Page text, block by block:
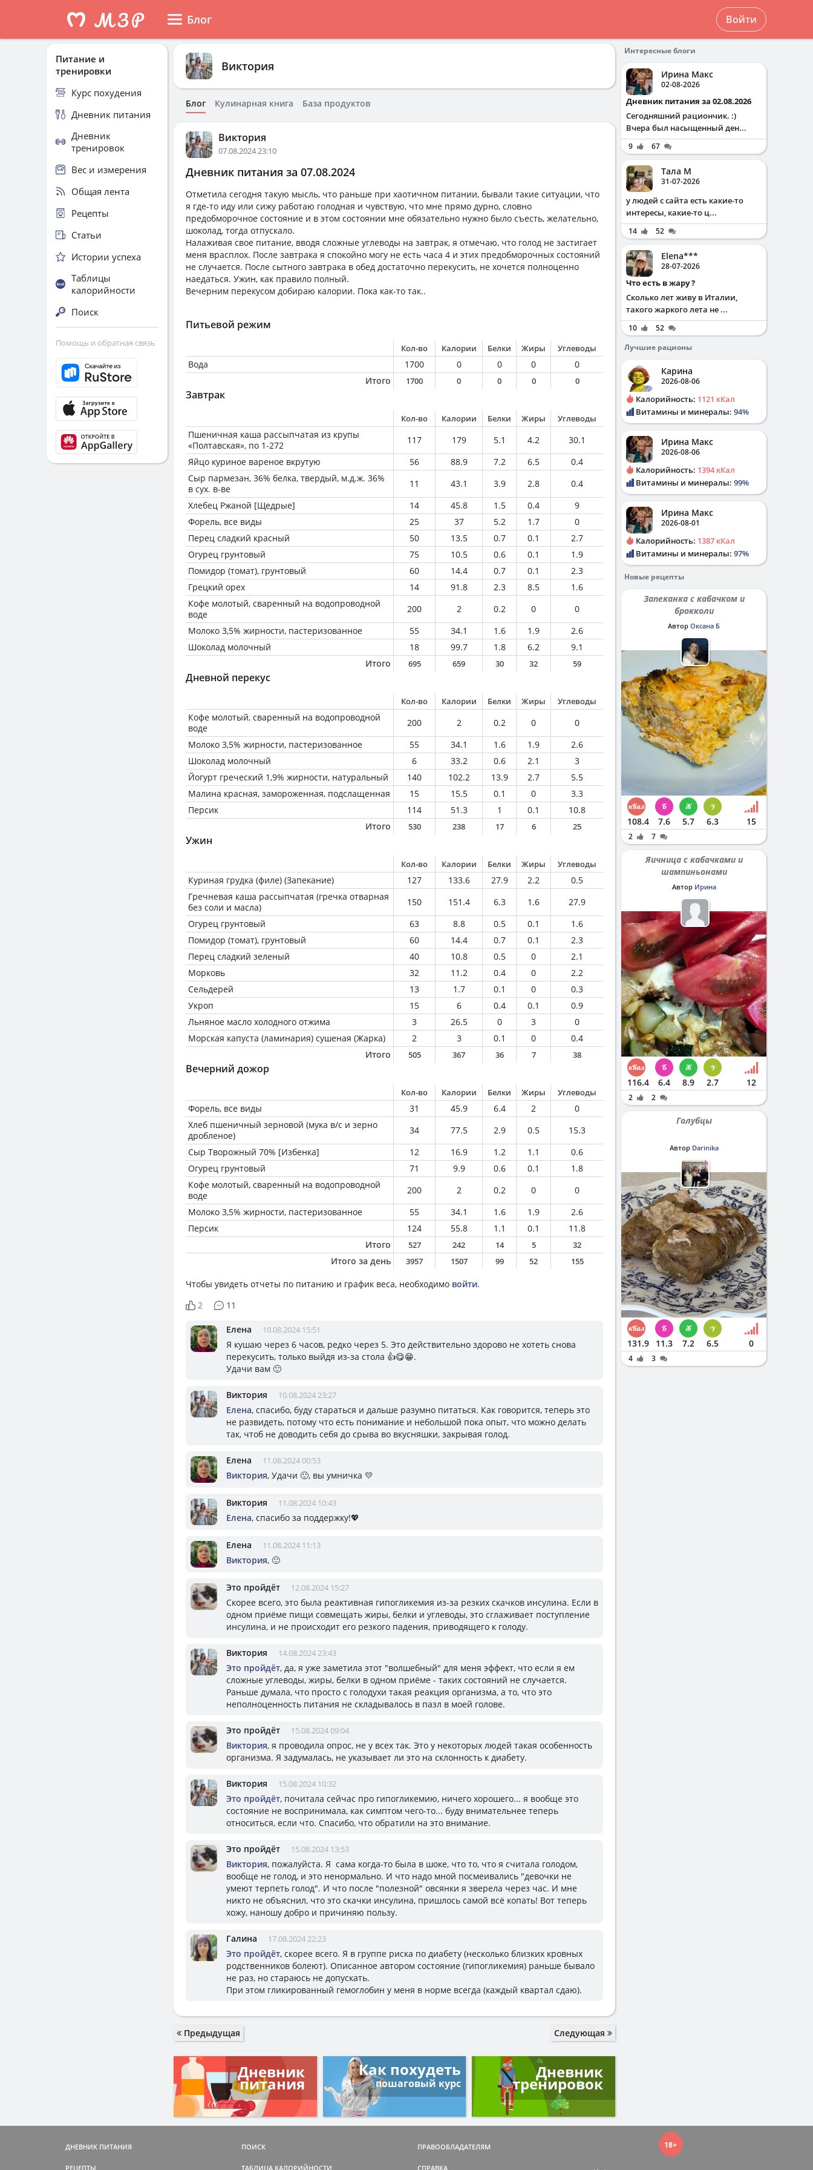
Блог Войти
Виктория
Блог Кулинарная книга База продуктов
Виктория
07.08.2024 23:10
Дневник питания за 07.08.2024
Отметила сегодня такую мысль, что раньше при хаотичном питании, бывали такие ситуации, что
я где-то иду или сижу работаю голодная и чувствую, что мне прямо дурно, словно
предобморочное состояние и в этом состоянии мне обязательно нужно было съесть, желательно,
шоколад, тогда отпускало.
Налаживая свое питание, вводя сложные углеводы на завтрак, я отмечаю, что голод не застигает
меня врасплох. После завтрака я спокойно могу не есть часа 4 и этих предобморочных состояний
не случается. После сытного завтрака в обед достаточно перекусить, не хочется полноценно
наедаться. Ужин, как правило полный.
Вечерним перекусом добираю калории. Пока как-то так..
Питьевой режим
Кол-во Калории Белки Жиры Углеводы
Вода 1700 0 0 0
0
Итого
1700 0 0 0 0
Завтрак
Кол-во Калории Белки Жиры Углеводы
Пшеничная каша рассыпчатая из крупы
«Полтавская», по 1-272
117 179 5.1 4.2
30.1
Яйцо куриное вареное вкрутую
56 88.9 7.2 6.5
0.4
Сыр пармезан, 36% белка, твердый, м.д.ж. 36%
в сух. в-ве
11 43.1 3.9 2.8
0.4
Хлебец Ржаной [Щедрые]
14 45.8 1.5 0.4
9
Форель, все виды
25 37 5.2 1.7
0
Перец сладкий красный
50 13.5 0.7 0.1
2.7
Огурец грунтовый
75 10.5 0.6 0.1
1.9
Помидор (томат), грунтовый
60 14.4 0.7 0.1
2.3
Грецкий орех
14 91.8 2.3 8.5
1.6
Кофе молотый, сваренный на водопроводной
воде
200 2 0.2 0
0
Молоко 3,5% жирности, пастеризованное
55 34.1 1.6 1.9
2.6
Шоколад молочный
18 99.7 1.8 6.2
9.1
Итого
695 659 30 32 59
Дневной перекус
Кол-во Калории Белки Жиры Углеводы
Кофе молотый, сваренный на водопроводной
воде
200 2 0.2 0
0
Молоко 3,5% жирности, пастеризованное
55 34.1 1.6 1.9
2.6
Шоколад молочный
6 33.2 0.6 2.1
3
Йогурт греческий 1,9% жирности, натуральный
140 102.2 13.9 2.7
5.5
Малина красная, замороженная, подслащенная
15 15.5 0.1 0
3.3
Персик
114 51.3 1 0.1
10.8
Итого
530 238 17 6 25
Ужин
Кол-во Калории Белки Жиры Углеводы
Куриная грудка (филе) (Запекание) 127 133.6 27.9 2.2
0.5
Гречневая каша рассыпчатая (гречка отварная
без соли и масла)
150 151.4 6.3 1.6
27.9
Огурец грунтовый
63 8.8 0.5 0.1
1.6
Помидор (томат), грунтовый
60 14.4 0.7 0.1
2.3
Перец сладкий зеленый
40 10.8 0.5 0
2.1
Морковь
32 11.2 0.4 0
2.2
Сельдерей
13 1.7 0.1 0
0.3
Укроп
15 6 0.4 0.1
0.9
Льняное масло холодного отжима
3 26.5 0 3
0
Морская капуста (ламинария) сушеная (Жарка)
2 3 0.1 0
0.4
Итого
505 367 36 7 38
Вечерний дожор
Кол-во Калории Белки Жиры Углеводы
Форель, все виды 31 45.9 6.4 2
0
Хлеб пшеничный зерновой (мука в/с и зерно
дробленое)
34 77.5 2.9 0.5
15.3
Сыр Творожный 70% [Избенка]
12 16.9 1.2 1.1
0.6
Огурец грунтовый
71 9.9 0.6 0.1
1.8
Кофе молотый, сваренный на водопроводной
воде
200 2 0.2 0
0
Молоко 3,5% жирности, пастеризованное
55 34.1 1.6 1.9
2.6
Персик
124 55.8 1.1 0.1
11.8
Итого
527 242 14 5 32
Итого за день 3957 1507 99 52 155
Чтобы увидеть отчеты по питанию и график веса, необходимо войти.
2
11
Елена 10.08.2024 15:51
Я кушаю через 6 часов, редко через 5. Это действительно здорово не хотеть снова
перекусить, только выйдя из-за стола 👍😋😁.
Удачи вам 🙂
Виктория 10.08.2024 23:27
Елена, спасибо, буду стараться и дальше разумно питаться. Как говорится, теперь это
не развидеть, потому что есть понимание и небольшой пока опыт, что можно делать
так, чтоб не доводить себя до срыва во вкусняшки, закрывая голод.
Елена 11.08.2024 00:53
Виктория, Удачи 🙂, вы умничка 💛
Виктория 11.08.2024 10:43
Елена, спасибо за поддержку!💖
Елена 11.08.2024 11:13
Виктория, 🙂
Это пройдёт 12.08.2024 15:27
Скорее всего, это была реактивная гипогликемия из-за резких скачков инсулина. Если в
одном приёме пищи совмещать жиры, белки и углеводы, это сглаживает поступление
инсулина, и не происходит его резкого падения, приводящего к голоду.
Виктория 14.08.2024 23:43
Это пройдёт, да, я уже заметила этот "волшебный" для меня эффект, что если я ем
сложные углеводы, жиры, белки в одном приёме - таких состояний не случается.
Раньше думала, что просто с голодухи такая реакция организма, а то, что это
неполноценность питания не складывалось в пазл в моей голове.
Это пройдёт 15.08.2024 09:04
Виктория, я проводила опрос, не у всех так. Это у некоторых людей такая особенность
организма. Я задумалась, не указывает ли это на склонность к диабету.
Виктория 15.08.2024 10:32
Это пройдёт, почитала сейчас про гипогликемию, ничего хорошего... я вообще это
состояние не воспринимала, как симптом чего-то... буду внимательнее теперь
относиться, если что. Спасибо, что обратили на это внимание.
Это пройдёт 15.08.2024 13:53
Виктория, пожалуйста. Я сама когда-то была в шоке, что то, что я считала голодом,
вообще не голод, и это ненормально. И что надо мной посмеивались "девочки не
умеют терпеть голод". И что после "полезной" овсянки я зверела через час. И мне
никто не объяснил, что это скачки инсулина, пришлось самой всё копать! Вот теперь
хожу, наношу добро и причиняю пользу.
Галина 17.08.2024 22:23
Это пройдёт, скорее всего. Я в группе риска по диабету (несколько близких кровных
родственников болеют). Описанное автором состояние (гипогликемия) раньше бывало
не раз, но стараюсь не допускать.
При этом гликированный гемоглобин у меня в норме всегда (каждый квартал сдаю).
Предыдущая Следующая
Дневник
питания
Как похудеть
пошаговый курс
Дневник
тренировок
Питание и
тренировки
Курс похудения
Дневник питания
Дневник
тренировок
Вес и измерения
Общая лента
Рецепты
Статьи
Истории успеха
Таблицы
калорийности
Поиск
Помощь и обратная связь
Интересные блоги
Ирина Макс
02-08-2026
Дневник питания за 02.08.2026
Сегодняшний рациончик. :)
Вчера был насыщенный ден...
9 67
Тала М
31-07-2026
у людей с сайта есть какие-то
интересы, какие-то ц...
14 52
Elena***
28-07-2026
Что есть в жару ?
Сколько лет живу в Италии,
такого жаркого лета не ...
10
52
Лучшие рационы
Карина
2026-08-06
Калорийность: 1121 кКал
Витамины и минералы: 94%
Ирина Макс
2026-08-06
Калорийность: 1394 кКал
Витамины и минералы: 99%
Ирина Макс
2026-08-01
Калорийность: 1387 кКал
Витамины и минералы: 97%
Новые рецепты
Запеканка с кабачком и
брокколи
Автор Оксана Б
108.4 7.6 5.7 6.3 15
2 7
Яичница с кабачками и
шампиньонами
Автор Ирина
116.4 6.4 8.9 2.7 12
2 2
Голубцы
Автор Darinika
131.9 11.3 7.2 6.5 0
4 3
ДНЕВНИК ПИТАНИЯ
РЕЦЕПТЫ
ПОИСК
ТАБЛИЦА КАЛОРИЙНОСТИ
ПРАВООБЛАДАТЕЛЯМ
СПРАВКА
18+